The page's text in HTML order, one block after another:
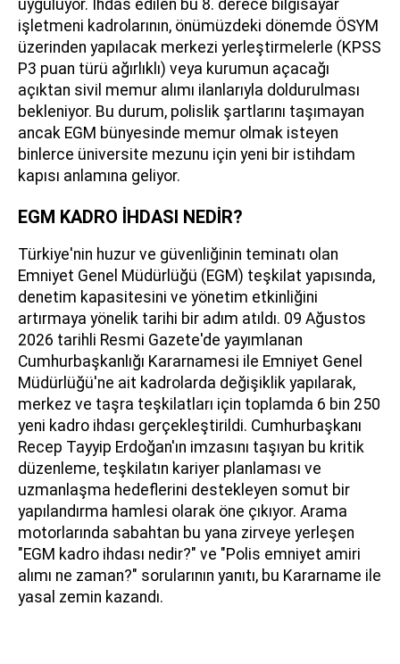
uyguluyor. İhdas edilen bu 8. derece bilgisayar
işletmeni kadrolarının, önümüzdeki dönemde ÖSYM
üzerinden yapılacak merkezi yerleştirmelerle (KPSS
P3 puan türü ağırlıklı) veya kurumun açacağı
açıktan sivil memur alımı ilanlarıyla doldurulması
bekleniyor. Bu durum, polislik şartlarını taşımayan
ancak EGM bünyesinde memur olmak isteyen
binlerce üniversite mezunu için yeni bir istihdam
kapısı anlamına geliyor.
EGM KADRO İHDASI NEDİR?
Türkiye'nin huzur ve güvenliğinin teminatı olan
Emniyet Genel Müdürlüğü (EGM) teşkilat yapısında,
denetim kapasitesini ve yönetim etkinliğini
artırmaya yönelik tarihi bir adım atıldı. 09 Ağustos
2026 tarihli Resmi Gazete'de yayımlanan
Cumhurbaşkanlığı Kararnamesi ile Emniyet Genel
Müdürlüğü'ne ait kadrolarda değişiklik yapılarak,
merkez ve taşra teşkilatları için toplamda 6 bin 250
yeni kadro ihdası gerçekleştirildi. Cumhurbaşkanı
Recep Tayyip Erdoğan'ın imzasını taşıyan bu kritik
düzenleme, teşkilatın kariyer planlaması ve
uzmanlaşma hedeflerini destekleyen somut bir
yapılandırma hamlesi olarak öne çıkıyor. Arama
motorlarında sabahtan bu yana zirveye yerleşen
"EGM kadro ihdası nedir?" ve "Polis emniyet amiri
alımı ne zaman?" sorularının yanıtı, bu Kararname ile
yasal zemin kazandı.